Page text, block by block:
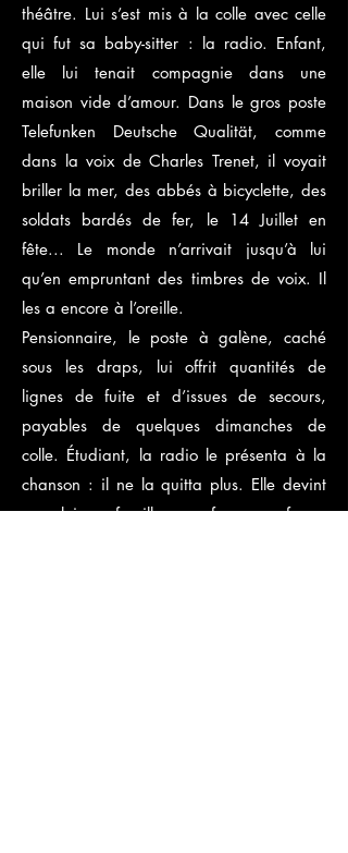
théâtre. Lui s’est mis à la colle avec celle
qui fut sa baby-sitter : la radio. Enfant,
elle lui tenait compagnie dans une
maison vide d’amour. Dans le gros poste
Telefunken Deutsche Qualität, comme
dans la voix de Charles Trenet, il voyait
briller la mer, des abbés à bicyclette, des
soldats bardés de fer, le 14 Juillet en
fête... Le monde n’arrivait jusqu’à lui
qu’en empruntant des timbres de voix. Il
les a encore à l’oreille.
Pensionnaire, le poste à galène, caché
sous les draps, lui offrit quantités de
lignes de fuite et d’issues de secours,
payables de quelques dimanches de
colle. Étudiant, la radio le présenta à la
chanson : il ne la quitta plus. Elle devint
pour lui une famille, un refuge, une force,